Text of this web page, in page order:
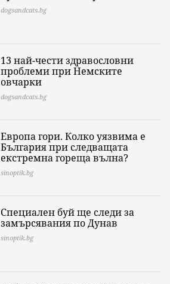
dogsandcats.bg
13 най-чести здравословни
проблеми при Немските
овчарки
dogsandcats.bg
Европа гори. Колко уязвима е
България при следващата
екстремна гореща вълна?
sinoptik.bg
Специален буй ще следи за
замърсявания по Дунав
sinoptik.bg